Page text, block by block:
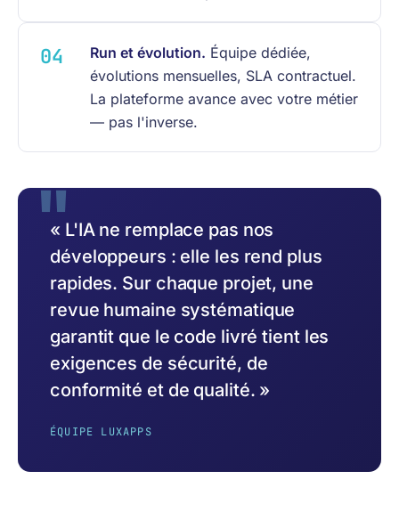
Run et évolution. Équipe dédiée,
évolutions mensuelles, SLA contractuel.
La plateforme avance avec votre métier
— pas l'inverse.
« L'IA ne remplace pas nos
développeurs : elle les rend plus
rapides. Sur chaque projet, une
revue humaine systématique
garantit que le code livré tient les
exigences de sécurité, de
conformité et de qualité. »
ÉQUIPE LUXAPPS